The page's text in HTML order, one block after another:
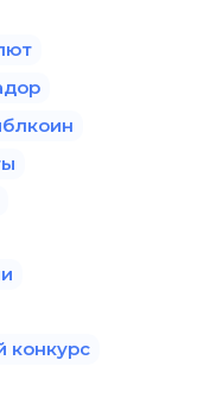
конкурс